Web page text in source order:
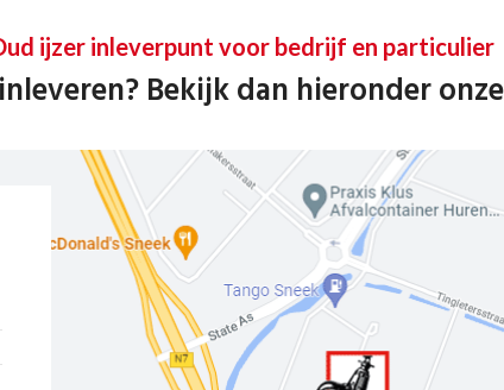
ijzer inleverpunt voor bedrijf en particulier
Bekijk dan hieronder